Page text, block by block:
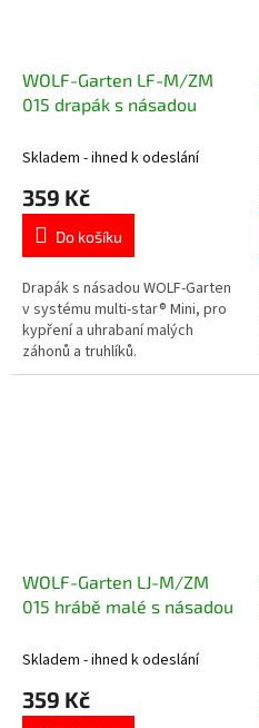
WOLF-Garten LF-M/ZM
015 drapák s násadou
Skladem - ihned k odeslání
359 Kč
Do košíku
Drapák s násadou WOLF-Garten
v systému multi-star® Mini, pro
kypření a uhrabaní malých
záhonů a truhlíků.
WOLF-Garten LJ-M/ZM
015 hrábě malé s násadou
Skladem - ihned k odeslání
359 Kč